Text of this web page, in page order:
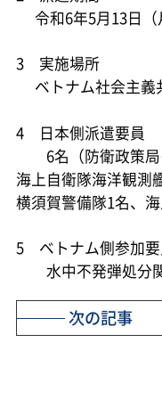
令和6年5月13日（
3 実施場所
ベトナム社会主義
4 日本側派遣要員
6名（防衛政策局
海上自衛隊海洋観測
横須賀警備隊1名、
5 ベトナム側参加要
水中不発弾処分
次の記事